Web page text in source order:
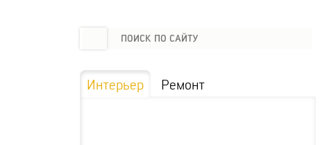
Интерьер Ремонт